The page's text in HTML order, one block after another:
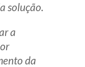
solução.
a
da